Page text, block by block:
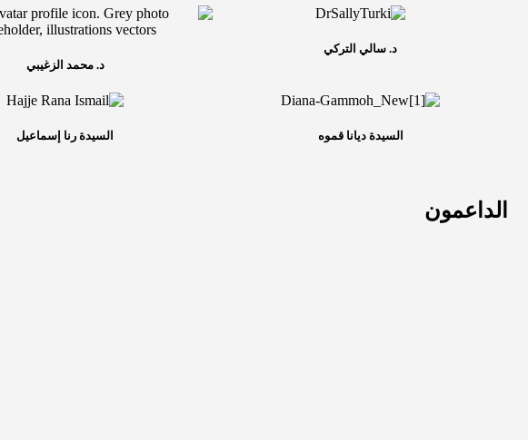
د. سالي التركي
د. محمد الزغيبي
السيدة ديانا قموه
السيدة رنا إسماعيل
الداعمون